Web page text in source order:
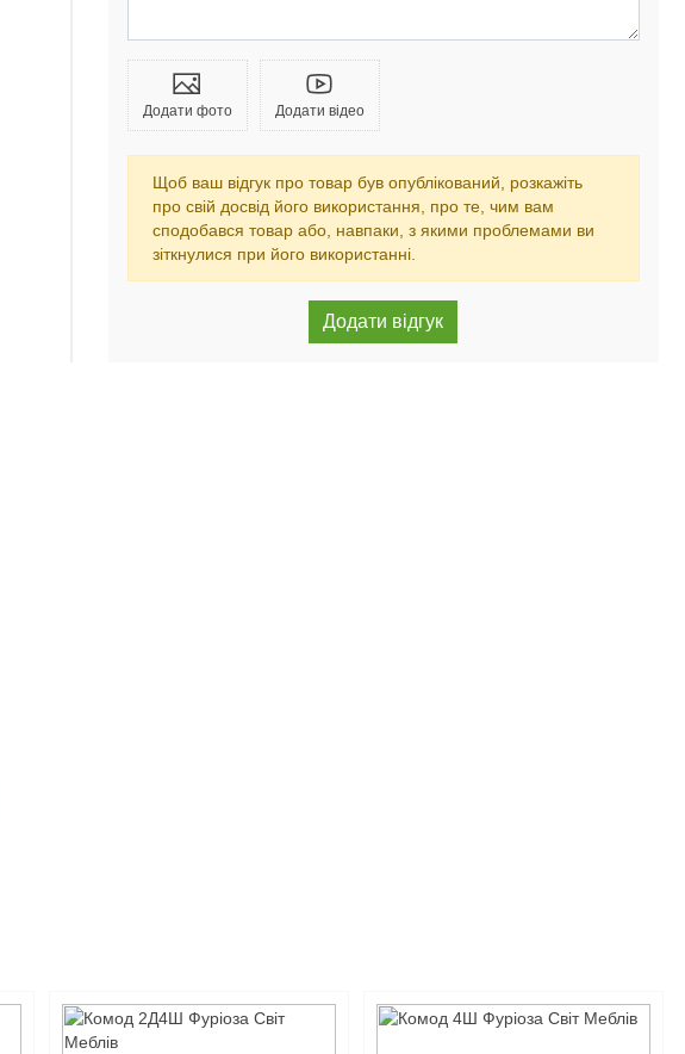
Додати фото Додати відео
Щоб ваш відгук про товар був опублікований, розкажіть
про свій досвід його використання, про те, чим вам
сподобався товар або, навпаки, з якими проблемами ви
зіткнулися при його використанні.